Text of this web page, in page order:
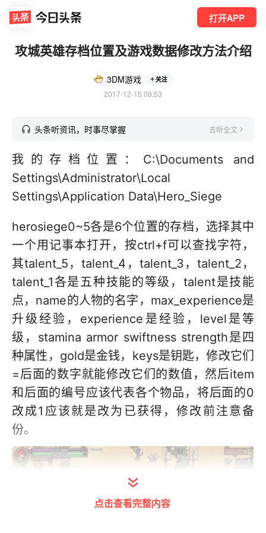
打开APP
攻城英雄存档位置及游戏数据修改方法介绍
3DM游戏 关注
2017-12-15 09:53
头条听资讯，时事尽掌握 去听全文
我的存档位置：C:\Documents and
Settings\Administrator\Local
Settings\Application Data\Hero_Siege
herosiege0~5各是6个位置的存档，选择其中
一个用记事本打开，按ctrl+f可以查找字符，
其talent_5，talent_4，talent_3，talent_2，
talent_1各是五种技能的等级，talent是技能
点，name的人物的名字，max_experience是
升级经验，experience是经验，level是等
级，stamina armor swiftness strength是四
种属性，gold是金钱，keys是钥匙，修改它们
=后面的数字就能修改它们的数值，然后item
和后面的编号应该代表各个物品，将后面的0
改成1应该就是改为已获得，修改前注意备
份。
点击查看完整内容